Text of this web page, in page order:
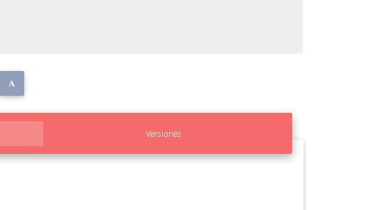
Versiones